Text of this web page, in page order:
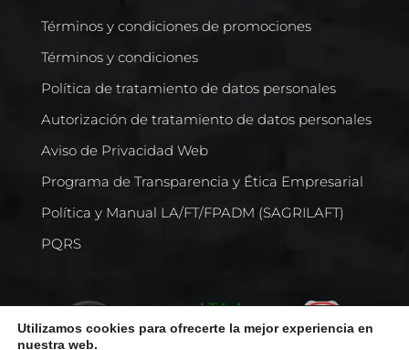
Términos y condiciones de promociones
Términos y condiciones
Política de tratamiento de datos personales
Autorización de tratamiento de datos personales
Aviso de Privacidad Web
Programa de Transparencia y Ética Empresarial
Política y Manual LA/FT/FPADM (SAGRILAFT)
PQRS
Utilizamos cookies para ofrecerte la mejor experiencia en
nuestra web.